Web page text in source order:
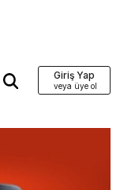
Giriş Yap